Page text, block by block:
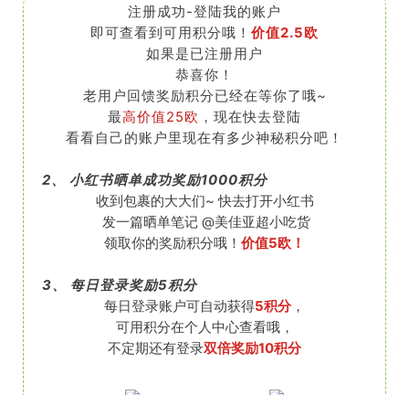
注册成功-登陆我的账户
即可查看到可用积分哦！ 价值2.5欧
如果是已注册用户
恭喜你！
老用户回馈奖励积分已经在等你了哦~
最高价值25欧 ，现在快去登陆
看看自己的账户里现在有多少神秘积分吧！
2、小红书晒单成功奖励1000积分
收到包裹的大大们~ 快去打开小红书
发一篇晒单笔记 @美佳亚超小吃货
领取你的奖励积分哦！ 价值5欧！
3、 每日登录奖励5积分
每日登录账户可自动获得5积分 ，
可用积分在个人中心查看哦，
不定期还有登录双倍奖励10积分